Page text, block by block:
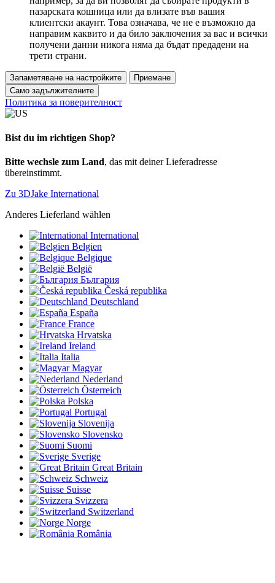
пазарската кошница или да влизате във вашия
клиентски акаунт. Това означава, че не е възможно да
направим каквито и да било заключения за вас и всички
получени данни никога няма да бъдат предадени на
трети страни.
Запаметяване на настройките
Приемане
Само задължителните
Политика за поверителност
Bist du im richtigen Shop?
Bitte wechsle zum Land, das mit deiner Lieferadresse
übereinstimmt.
Zu 3DJake International
Anderes Lieferland wählen
International
Belgien
Belgique
België
България
Česká republika
Deutschland
España
France
Hrvatska
Ireland
Italia
Magyar
Nederland
Österreich
Polska
Portugal
Slovenija
Slovensko
Suomi
Sverige
Great Britain
Schweiz
Suisse
Svizzera
Switzerland
Norge
România